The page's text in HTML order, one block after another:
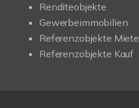
Renditeobjekte
Gewerbeimmobilien
Referenzobjekte Miete
Referenzobjekte Kauf